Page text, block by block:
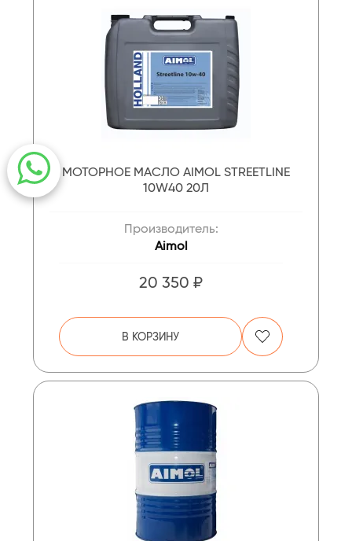
МОТОРНОЕ МАСЛО AIMOL STREETLINE
10W40 20Л
Производитель:
Aimol
20 350 ₽
В КОРЗИНУ